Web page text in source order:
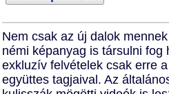
Nem csak az új dalok
némi képanyag is társulni fog
exkluzív felvételek csak erre
együttes tagjaival. Az